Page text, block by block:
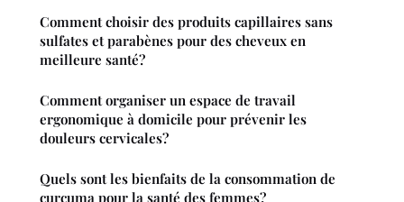
Comment choisir des produits capillaires sans
sulfates et parabènes pour des cheveux en
meilleure santé?
Comment organiser un espace de travail
ergonomique à domicile pour prévenir les
douleurs cervicales?
Quels sont les bienfaits de la consommation de
curcuma pour la santé des femmes?